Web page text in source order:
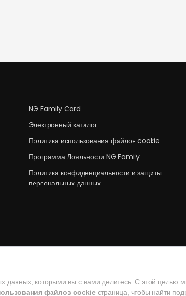
NG Family Card
Электронный каталог
Политика использования файлов cookie
Программа Лояльности NG Family
Политика конфиденциальности и защиты
персональных данных